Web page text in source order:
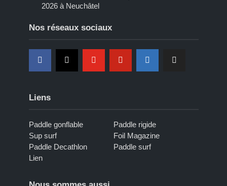
2026 à Neuchâtel
Nos réseaux sociaux
Liens
Paddle gonflable
Paddle rigide
Sup surf
Foil Magazine
Paddle Decathlon
Paddle surf
Lien